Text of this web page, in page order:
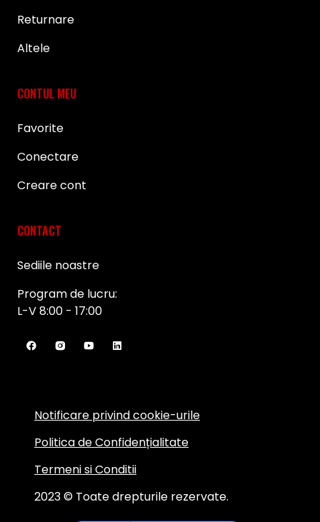
Returnare
Altele
CONTUL MEU
Favorite
Conectare
Creare cont
CONTACT
Sediile noastre
Program de lucru:
L-V 8:00 - 17:00
2023 © Toate drepturile rezervate.
Notificare privind cookie-urile
Politica de Confidențialitate
Termeni si Conditii